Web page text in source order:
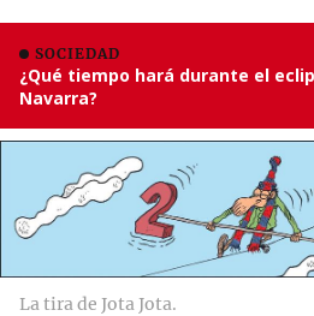
SOCIEDAD
¿Qué tiempo hará durante el
Navarra?
La tira de Jota Jota.